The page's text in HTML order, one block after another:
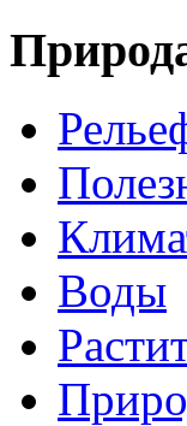
Воды